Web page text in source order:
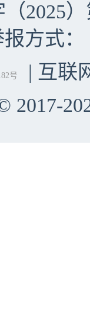
2025
方式：
号
| 互联
2017-